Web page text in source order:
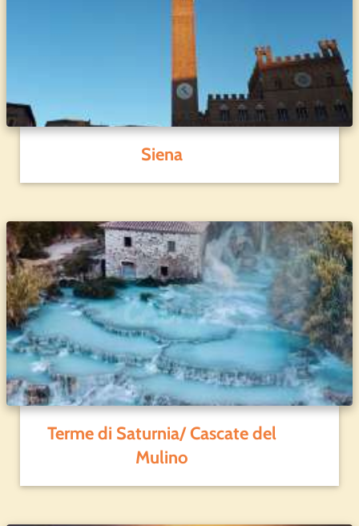
Siena
Terme di Saturnia/ Cascate del
Mulino